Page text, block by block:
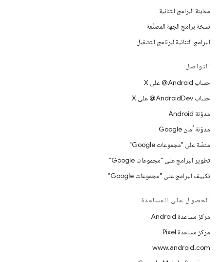
معاينة البرامج الثنائية
نسخة برامج الجهة المصنِّعة
البرامج الثنائية لبرنامج التشغيل
التواصل
حساب ‎@Android على X
حساب ‎@AndroidDev على X
مدوّنة Android
مدوّنة أمان Google
منصّة على "مجموعات Google"
تطوير البرامج على "مجموعات Google"
تكييف البرامج على "مجموعات Google"
الحصول على المساعدة
مركز مساعدة Android
مركز مساعدة Pixel
www.android.com